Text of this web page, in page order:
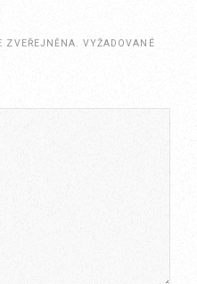
ZVEŘEJNĚNA. VYŽADOVANÉ